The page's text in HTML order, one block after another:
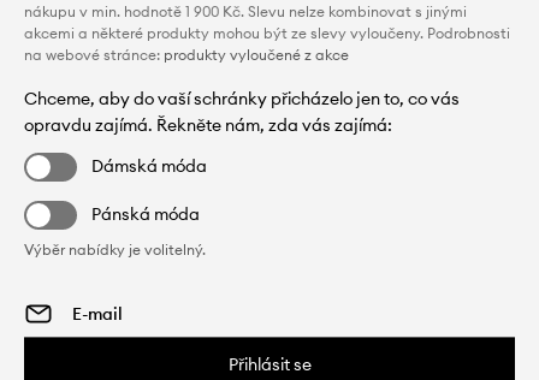
nákupu v min. hodnotě 1 900 Kč. Slevu nelze kombinovat s jinými
akcemi a některé produkty mohou být ze slevy vyloučeny. Podrobnosti
na webové stránce: produkty vyloučené z akce
Chceme, aby do vaší schránky přicházelo jen to, co vás
opravdu zajímá. Řekněte nám, zda vás zajímá:
Dámská móda
Pánská móda
Výběr nabídky je volitelný.
Přihlásit se